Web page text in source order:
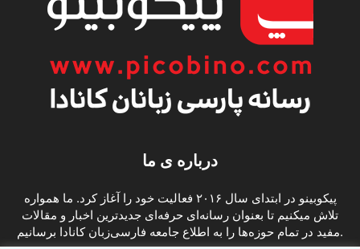
درباره ی ما
پیکوبینو در ابتدای سال ۲۰۱۶ فعالیت خود را آغاز کرد. ما همواره
تلاش میکنیم تا بعنوان رسانه‌ای حرفه‌ای جدیدترین اخبار و مقالات
مفید در تمام حوزه‌ها را به اطلاع جامعه فارسی‌زبان کانادا برسانیم.